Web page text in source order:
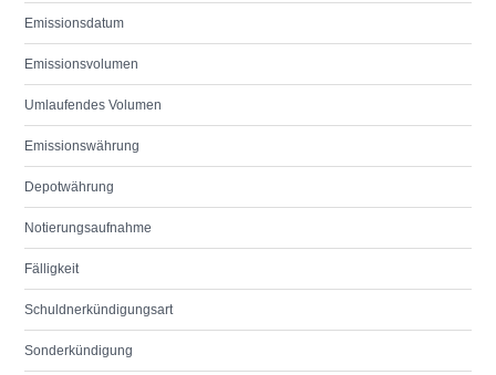
Emissionsdatum
Emissionsvolumen
Umlaufendes Volumen
Emissionswährung
Depotwährung
Notierungsaufnahme
Fälligkeit
Schuldnerkündigungsart
Sonderkündigung